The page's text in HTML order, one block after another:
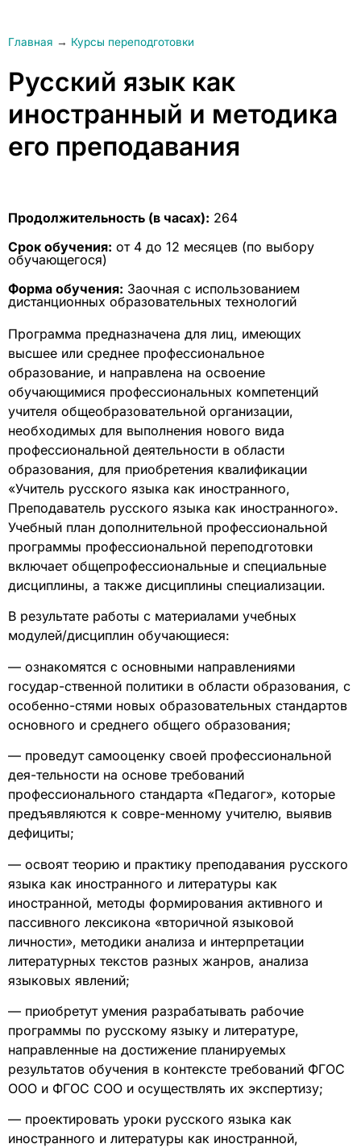
Главная → Курсы переподготовки
Русский язык как
иностранный и методика
его преподавания
Продолжительность (в часах): 264
Срок обучения: от 4 до 12 месяцев (по выбору
обучающегося)
Форма обучения: Заочная с использованием
дистанционных образовательных технологий
Программа предназначена для лиц, имеющих
высшее или среднее профессиональное
образование, и направлена на освоение
обучающимися профессиональных компетенций
учителя общеобразовательной организации,
необходимых для выполнения нового вида
профессиональной деятельности в области
образования, для приобретения квалификации
«Учитель русского языка как иностранного,
Преподаватель русского языка как иностранного».
Учебный план дополнительной профессиональной
программы профессиональной переподготовки
включает общепрофессиональные и специальные
дисциплины, а также дисциплины специализации.
В результате работы с материалами учебных
модулей/дисциплин обучающиеся:
— ознакомятся с основными направлениями
государ-ственной политики в области образования, с
особенно-стями новых образовательных стандартов
основного и среднего общего образования;
— проведут самооценку своей профессиональной
дея-тельности на основе требований
профессионального стандарта «Педагог», которые
предъявляются к совре-менному учителю, выявив
дефициты;
— освоят теорию и практику преподавания русского
языка как иностранного и литературы как
иностранной, методы формирования активного и
пассивного лексикона «вторичной языковой
личности», методики анализа и интерпретации
литературных текстов разных жанров, анализа
языковых явлений;
— приобретут умения разрабатывать рабочие
программы по русскому языку и литературе,
направленные на достижение планируемых
результатов обучения в контексте требований ФГОС
ООО и ФГОС СОО и осуществлять их экспертизу;
— проектировать уроки русского языка как
иностранного и литературы как иностранной,